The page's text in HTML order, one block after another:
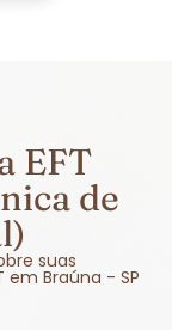
EFT
de
suas
Braúna - SP